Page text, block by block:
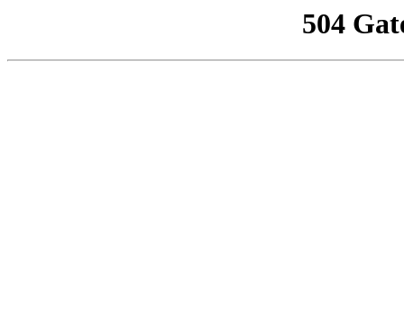
504